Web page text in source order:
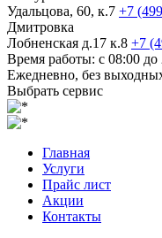
Удальцова, 60, к.7 +7
Дмитровка
Лобненская д.17 к.8 +7
Время работы: с 08:00 до
Ежедневно, без
Выбрать сервис
Главная
Услуги
Прайс лист
Акции
Контакты